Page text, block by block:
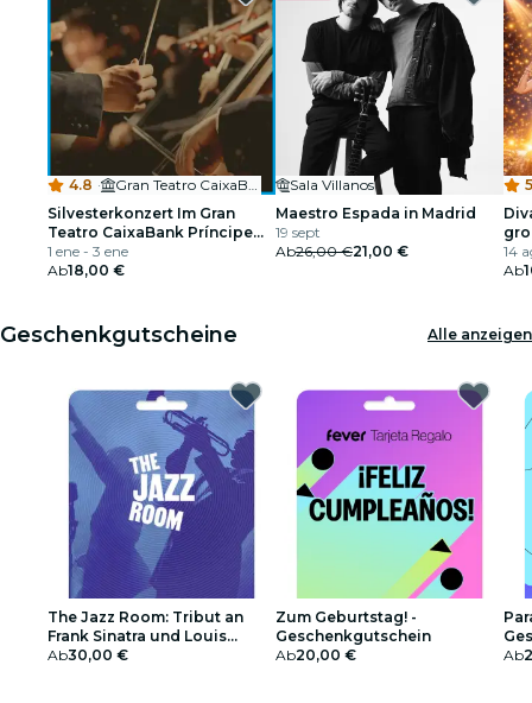
4.8 ·
Gran Teatro CaixaBank Príncipe Pío
Silvesterkonzert Im Gran
Teatro CaixaBank Príncipe
Pío
1 ene - 3 ene
Ab18,00 €
Sala Villanos
Maestro Espada in Madrid
19 sept
Ab26,00 €21,00 €
14
Ab
Geschenkgutscheine Alle anzeigen
The Jazz Room: Tribut an
Frank Sinatra und Louis
Armstrong -
Ab30,00 €
Zum Geburtstag! -
Geschenkgutschein
Ab20,00 €
Ab